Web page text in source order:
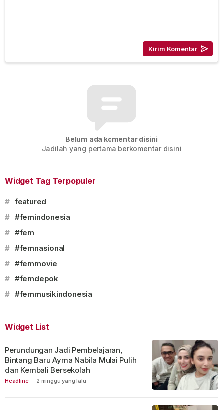
Belum ada komentar disini
Jadilah yang pertama berkomentar disini
Widget Tag Terpopuler
# featured
# #femindonesia
# #fem
# #femnasional
# #femmovie
# #femdepok
# #femmusikindonesia
Widget List
Headline - 2 minggu yang lalu
Perundungan Jadi Pembelajaran,
Bintang Baru Ayma Nabila Mulai Pulih
dan Kembali Bersekolah